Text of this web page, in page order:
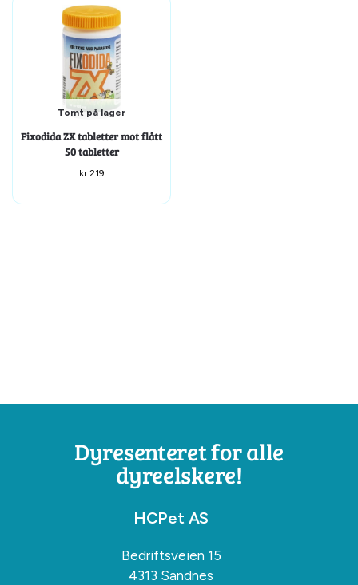
Tomt på lager
Fixodida ZX tabletter mot flått
50 tabletter
kr219
Dyresenteret for alle
dyreelskere!
HCPet AS
Bedriftsveien 15
4313 Sandnes